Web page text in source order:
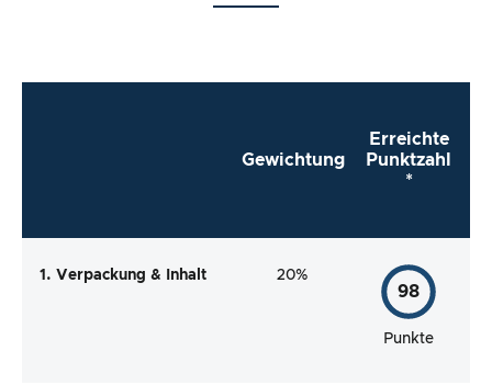
Gewichtung
Erreichte
Punktzahl
*
1. Verpackung & Inhalt 20%
98
Punkte